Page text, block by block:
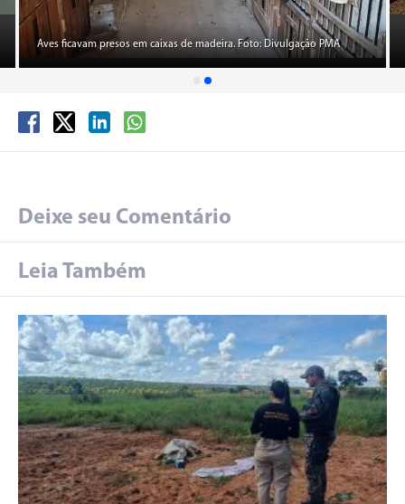
Aves ficavam presos em caixas de madeira. Foto: Divulgação PMA
Deixe seu Comentário
Leia Também